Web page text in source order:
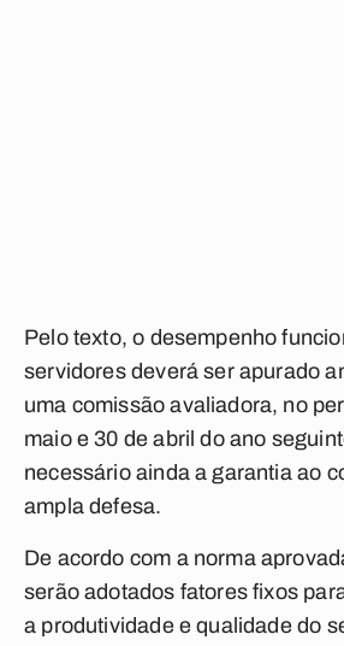
Pelo texto, o desempenho
servidores deverá ser apurado
uma comissão avaliadora, no
maio e 30 de abril do ano
necessário ainda a garantia ao
ampla defesa.
De acordo com a norma
serão adotados fatores fixos
a produtividade e qualidade do